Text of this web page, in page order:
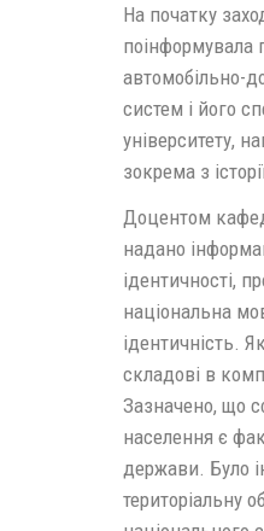
На початку
поінформувала
автомобільно-
систем і його
університету,
зокрема з
Доцентом
надано
ідентичності,
національна
ідентичність.
складові в
Зазначено, що
населення є
держави. Було
територіальну